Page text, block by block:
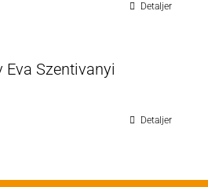
Detaljer
Szentivanyi
Detaljer